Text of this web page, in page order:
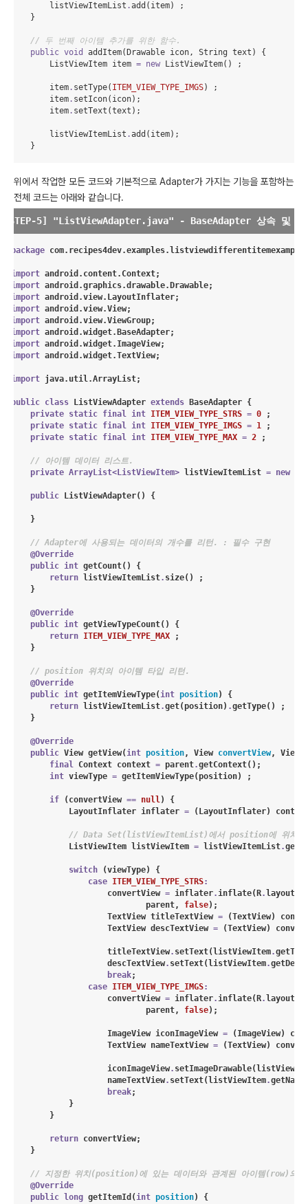
        listViewItemList
.add(item) ;
    }
// 두 번째 아이템 추가를 위한 함수.
public void addItem( Drawable icon, String text) {
ListViewItem item = new ListViewItem() ;
        item
. setType( ITEM_VIEW_TYPE_IMGS) ;
        item
. setIcon(icon);
        item
. setText(text);
        listViewItemList
.add(item);
    }
위에서 작업한 모든 코드와 기본적으로 Adapter가 가지는 기능을 포함하는
전체 코드는 아래와 같습니다.
package
import android.content.Context
import android.graphics.drawable.Drawable
import android.view.LayoutInflater
import android.view.View
import android.view.ViewGroup
import android.widget.BaseAdapter
import android.widget.ImageView
import android.widget.TextView;
import java.util.ArrayList;
public class ListViewAdapter extends BaseAdapter {
private static final int ITEM_VIEW_TYPE_STRS = 0 ;
private static final int ITEM_VIEW_TYPE_IMGS = 1 ;
private static final int ITEM_VIEW_TYPE_MAX = 2 ;
// 아이템 데이터 리스트.
private ArrayList< ListViewItem> listViewItemList = new
public ListViewAdapter() {
    }
// Adapter에 사용되는 데이터의 개수를 리턴. : 필수 구현
@Override
public int getCount() {
return listViewItemList. size() ;
    }
@Override
public int getViewTypeCount() {
return ITEM_VIEW_TYPE_MAX ;
    }
// position 위치의 아이템 타입 리턴.
@Override
public int getItemViewType(int position) {
return listViewItemList.get(position) .getType() ;
    }
@Override
public View getView(int position, View convertView,
final Context context = parent.getContext();
int viewType = getItemViewType(position) ;
if (convertView == null) {
LayoutInflater inflater = ( LayoutInflater)
// Data Set(listViewItemList)에서 position에 위치한
ListViewItem listViewItem = listViewItemList.
switch (viewType) {
case ITEM_VIEW_TYPE_STRS:
                    convertView
= inflater.inflate( R. layout
                            parent,
false);
TextView titleTextView = (TextView)
TextView descTextView = (TextView)
                    titleTextView
. setText(listViewItem.
                    descTextView
. setText(listViewItem.
break;
case ITEM_VIEW_TYPE_IMGS:
                    convertView
= inflater.inflate( R. layout
                            parent,
false);
ImageView iconImageView = ( ImageView)
TextView nameTextView = (TextView)
                    iconImageView
.
                    nameTextView
. setText(listViewItem.
break;
            }
        }
return convertView;
    }
// 지정한 위치(position)에 있는 데이터와 관계된 아이템(row)의
@Override
public
long getItemId (int position) {